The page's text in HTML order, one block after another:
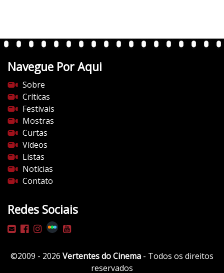
n
e
d
o
c
i
n
e
m
a
.
o
m
/
p
Navegue Por Aqui
Sobre
Críticas
Festivais
Mostras
Curtas
Vídeos
Listas
Notícias
Contato
Redes Sociais
©2009 - 2026 Vertentes do Cinema - Todos os direitos
reservados